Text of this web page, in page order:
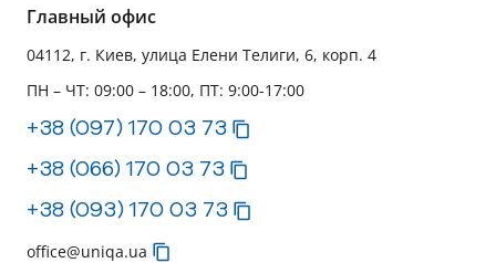
Главный офис
04112, г. Киев, улица Елени Телиги, 6, корп. 4
ПН – ЧТ: 09:00 – 18:00, ПТ: 9:00-17:00
+38 (097) 170 03 73
+38 (066) 170 03 73
+38 (093) 170 03 73
office@uniqa.ua